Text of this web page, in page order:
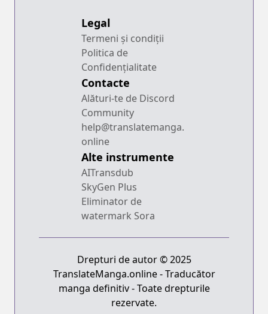
Legal
Termeni și condiții
Politica de
Confidențialitate
Contacte
Alături-te de Discord
Community
help@translatemanga.
online
Alte instrumente
AITransdub
SkyGen Plus
Eliminator de
watermark Sora
Drepturi de autor © 2025
TranslateManga.online - Traducător
manga definitiv - Toate drepturile
rezervate.